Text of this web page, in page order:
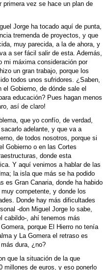
primera vez se hace un plan de
Jorge ha tocado aquí de punta,
tremenda de proyectos, y que
muy parecida, a la de ahora, y
a ser fácil salir de esta. Además,
mi máxima consideración por
un gran trabajo, porque los
todos unos sufridores. ¿Saben,
Gobierno, de dónde sale el
educación? Pues hagan menos
así de claro!
que yo confío, de verdad,
adelante, y que va a
de todos nosotros, porque si
Gobierno o en las Cortes
donde esta
Y aquí venimos a hablar de las
la isla que más se ha podido
es Gran Canaria, donde ha habido
competente, y donde los
Donde hay más dificultades
-don Miguel Jorge lo sabe,
cabildo-, ahí tenemos más
porque El Hierro no tenía
y La Gomera el retraso es
dura, ¿no?
que la situación de la que
millones de euros, y eso ponerlo